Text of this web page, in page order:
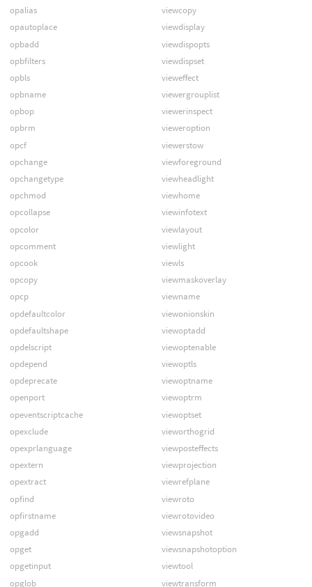
opalias
opautoplace
opbadd
opbfilters
opbls
opbname
opbop
opbrm
opcf
opchange
opchangetype
opchmod
opcollapse
opcolor
opcomment
opcook
opcopy
opcp
opdefaultcolor
opdefaultshape
opdelscript
opdepend
opdeprecate
openport
opeventscriptcache
opexclude
opexprlanguage
opextern
opextract
opfind
opfirstname
opgadd
opget
opgetinput
opglob
viewcopy
viewdisplay
viewdispopts
viewdispset
vieweffect
viewergrouplist
viewerinspect
vieweroption
viewerstow
viewforeground
viewheadlight
viewhome
viewinfotext
viewlayout
viewlight
viewls
viewmaskoverlay
viewname
viewonionskin
viewoptadd
viewoptenable
viewoptls
viewoptname
viewoptrm
viewoptset
vieworthogrid
viewposteffects
viewprojection
viewrefplane
viewroto
viewrotovideo
viewsnapshot
viewsnapshotoption
viewtool
viewtransform